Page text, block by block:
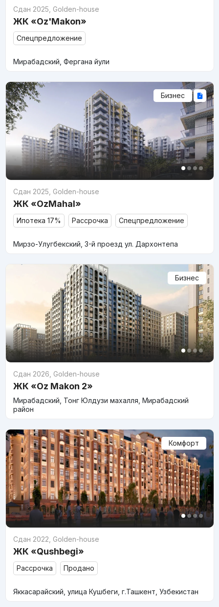
Сдан 2025 Golden-house
ЖК «Oz'Makon»
Спецпредложение
Мирабадский, Фергана йули
Бизнес
Сдан 2025 Golden-house
ЖК «OzMahal»
Ипотека 17% Рассрочка Спецпредложение
Мирзо-Улугбекский, 3-й проезд ул. Дархонтепа
Бизнес
Сдан 2026 Golden-house
ЖК «Oz Makon 2»
Мирабадский, Тонг Юлдузи махалля, Мирабадский
район
Комфорт
Сдан 2022 Golden-house
ЖК «Qushbegi»
Рассрочка Продано
Яккасарайский, улица Кушбеги, г.Ташкент, Узбекистан